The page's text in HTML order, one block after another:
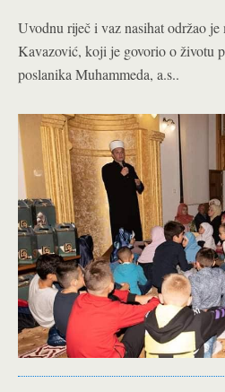
Uvodnu riječ i vaz nasihat održao
Kavazović, koji je govorio o životu
poslanika Muhammeda, a.s..